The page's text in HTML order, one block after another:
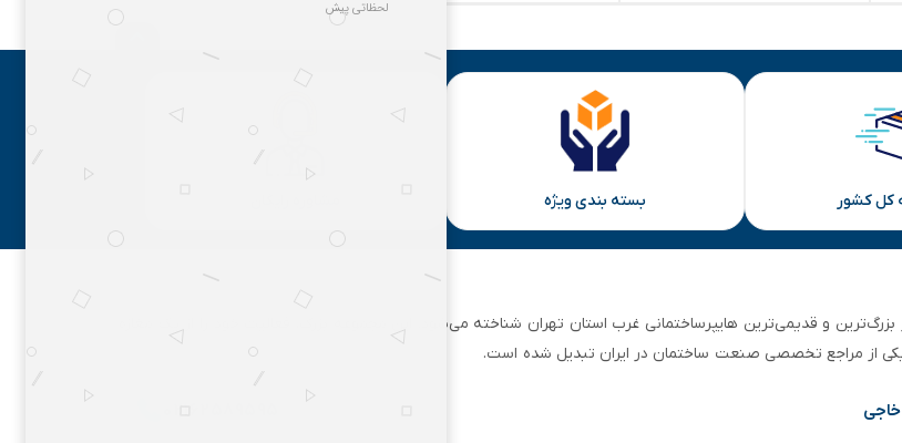
کل کشور بسته بندی ویژه
درخشان، به عنوان یکی از بزرگ‌ترین و قدیمی‌ترین هایپرساختمانی‌ غرب استان تهران شناخته می‌شود. این مجموعه بزرگ، فعالیت خود را از یک مغازه
یکی از مراجع تخصصی صنعت ساختمان در ایران تبدیل شده است.
خاجی